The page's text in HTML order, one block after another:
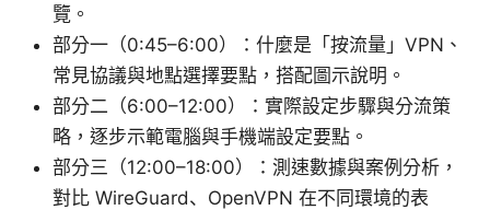
覽。
部分一（0:45–6:00）：什麼是「按流量」VPN、
常見協議與地點選擇要點，搭配圖示說明。
部分二（6:00–12:00）：實際設定步驟與分流策
略，逐步示範電腦與手機端設定要點。
部分三（12:00–18:00）：測速數據與案例分析，
對比 WireGuard、OpenVPN 在不同環境的表